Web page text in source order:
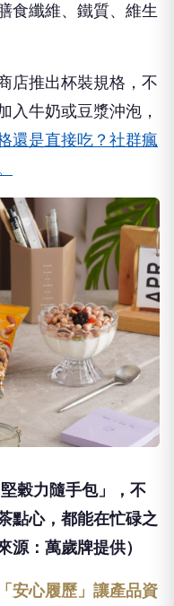
食纖維、鐵質、維生
店推出杯裝規格，不
入牛奶或豆漿沖泡，
還是直接吃？社群瘋
穀力隨手包」，不
點心，都能在忙碌之
源：萬歲牌提供）
安心履歷」讓產品資